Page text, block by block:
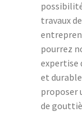
travaux
pourrez
expertise
et
proposer
de